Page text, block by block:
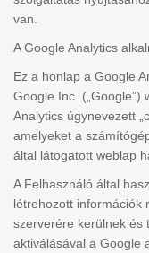
van.
A Google Analytics
Ez a honlap a Google
Google Inc. („Google”)
Analytics úgynevezett
amelyeket a
által látogatott weblap
A Felhasználó által
létrehozott információk
szerverére kerülnek és
aktiválásával a Google